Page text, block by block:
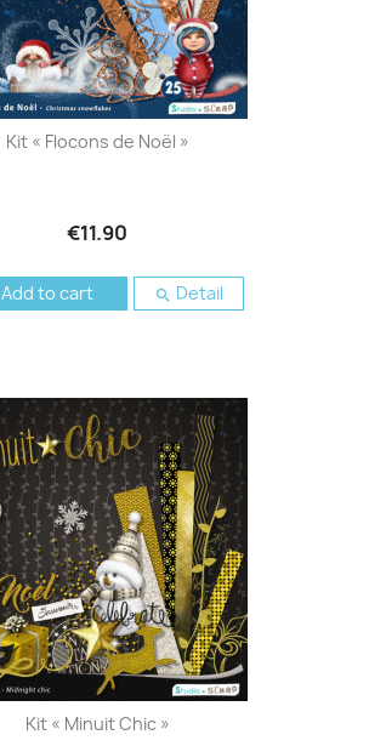
Kit « Flocons de Noël »
€11.90
Add to cart  Detail
Kit « Minuit Chic »